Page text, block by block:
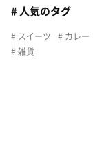
# 人気のタグ
スイーツ カレー
雑貨